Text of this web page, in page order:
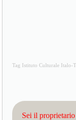
Tag Istituto Culturale Italo-
Sei il